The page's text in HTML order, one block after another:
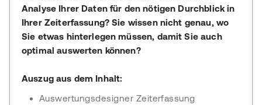
Analyse Ihrer Daten für den nötigen Durchblick in
Ihrer Zeiterfassung? Sie wissen nicht genau, wo
Sie etwas hinterlegen müssen, damit Sie auch
optimal auswerten können?
Auszug aus dem Inhalt:
Auswertungsdesigner Zeiterfassung